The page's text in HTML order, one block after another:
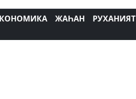
ЖАҺАН РУХАНИЯТ